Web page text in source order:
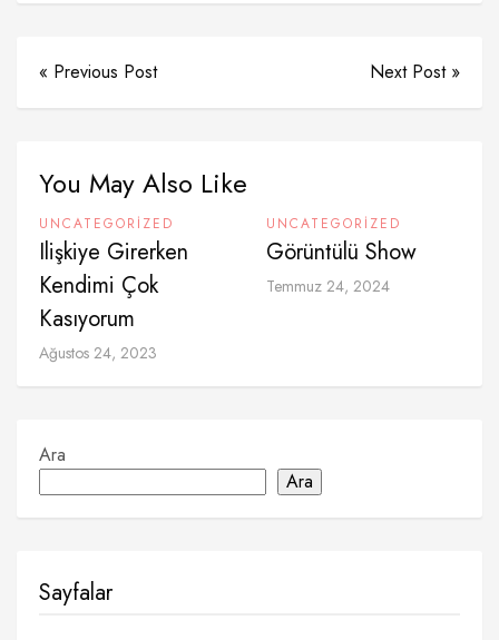
« Previous Post Next Post »
You May Also Like
UNCATEGORIZED
Ilişkiye Girerken
Kendimi Çok
Kasıyorum
Ağustos 24, 2023
UNCATEGORIZED
Görüntülü Show
Temmuz 24, 2024
Ara
Ara
Sayfalar